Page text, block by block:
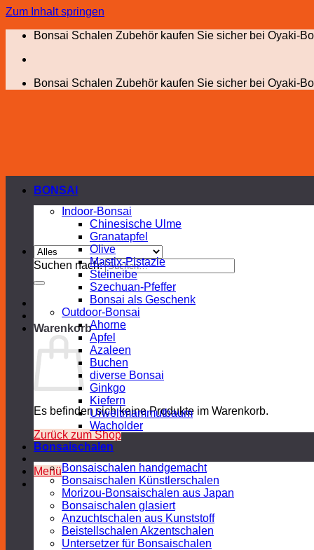
Zum Inhalt springen
Bonsai Schalen Zubehör kaufen Sie sicher bei Oyaki-
Bonsai Schalen Zubehör kaufen Sie sicher bei Oyaki-
Suchen nach:
Warenkorb
Es befinden sich keine Produkte im Warenkorb.
Zurück zum Shop
Menü
BONSAI
Indoor-Bonsai
Chinesische Ulme
Granatapfel
Olive
Mastix-Pistazie
Steineibe
Szechuan-Pfeffer
Bonsai als Geschenk
Outdoor-Bonsai
Ahorne
Apfel
Azaleen
Buchen
diverse Bonsai
Ginkgo
Kiefern
Urweltmammutbaum
Wacholder
Bonsaischalen
Bonsaischalen handgemacht
Bonsaischalen Künstlerschalen
Morizou-Bonsaischalen aus Japan
Bonsaischalen glasiert
Anzuchtschalen aus Kunststoff
Beistellschalen Akzentschalen
Untersetzer für Bonsaischalen